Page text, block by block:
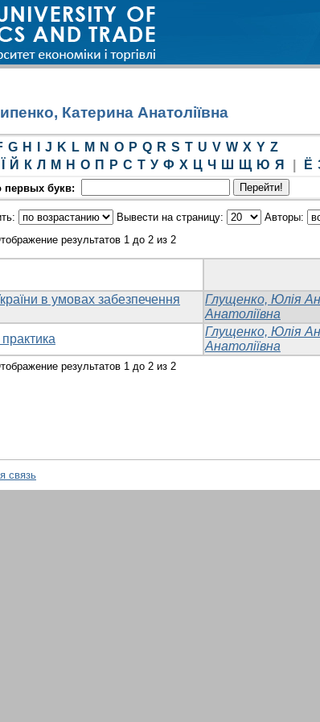
Катерина Анатоліївна
G H J K L M N O P Q R S T U V W X Y Z
Й К Л М Н О П Р С Т У Ф Х Ц Ч Ш Щ Ю Я Ё
первых букв:
Вывести на страницу:
Авторы:
результатов 1 до 2 из 2
в умовах забезпечення
Глущенко, Юлія
Анатоліївна
Глущенко, Юлія
Анатоліївна
результатов 1 до 2 из 2
связь